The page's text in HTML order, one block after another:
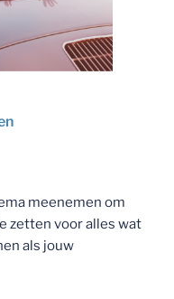
meenemen om
zetten voor alles wat
als jouw